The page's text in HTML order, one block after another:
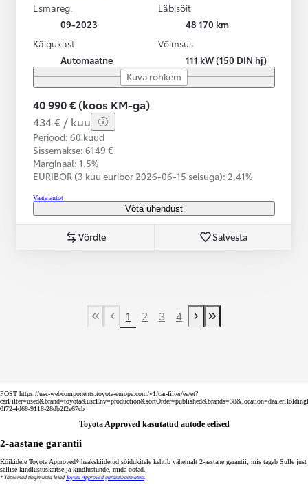
Esmareg.
09-2023
Läbisõit
48 170 km
Käigukast
Automaatne
Võimsus
111 kW (150 DIN hj)
Kuva rohkem
40 990 € (koos KM-ga)
434 € / kuu
Periood: 60 kuud
Sissemakse: 6149 €
Marginaal: 1.5%
EURIBOR (3 kuu euribor 2026-06-15 seisuga): 2,41%
Vaata autot
Võta ühendust
Võrdle Salvesta
First Page
Previous page
1 2 3 4
Next page
Last Page
POST https://usc-webcomponents.toyota-europe.com/v1/car-filter/ee/et?
0f72-4d68-9118-28db2f2e67cb
Toyota Approved kasutatud autode eelised
2-aastane garantii
Kõikidele Toyota Approved* heakskiidetud sõidukitele kehtib vähemalt 2-aastane garantii, mis tagab Sulle just
sellise kindlustuskaitse ja kindlustunde, mida ootad.
* Täpsemad tingimused leiad Toyota Approved garantiiraamatust.